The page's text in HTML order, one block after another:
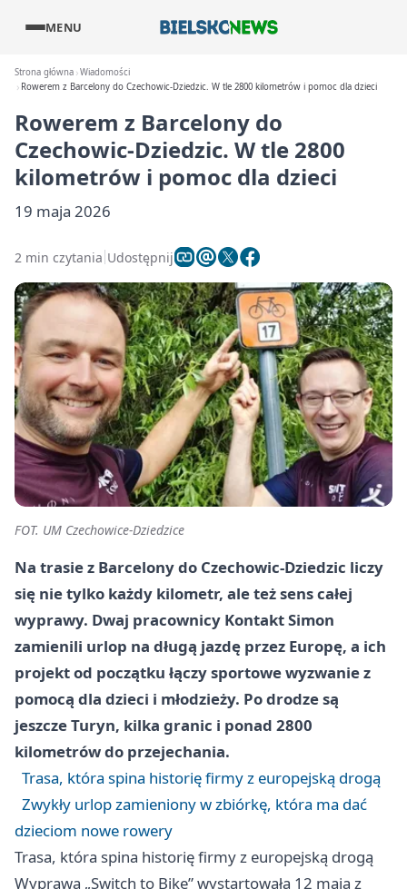
MENU
Strona główna Wiadomości
Rowerem z Barcelony do Czechowic-Dziedzic. W tle 2800 kilometrów i pomoc dla dzieci
Rowerem z Barcelony do
Czechowic-Dziedzic. W tle 2800
kilometrów i pomoc dla dzieci
19 maja 2026
2 min czytania Udostępnij
FOT. UM Czechowice-Dziedzice
Na trasie z Barcelony do Czechowic-Dziedzic liczy
się nie tylko każdy kilometr, ale też sens całej
wyprawy. Dwaj pracownicy Kontakt Simon
zamienili urlop na długą jazdę przez Europę, a ich
projekt od początku łączy sportowe wyzwanie z
pomocą dla dzieci i młodzieży. Po drodze są
jeszcze Turyn, kilka granic i ponad 2800
kilometrów do przejechania.
Trasa, która spina historię firmy z europejską drogą
Zwykły urlop zamieniony w zbiórkę, która ma dać
dzieciom nowe rowery
Trasa, która spina historię firmy z europejską drogą
Wyprawa „Switch to Bike” wystartowała 12 maja z